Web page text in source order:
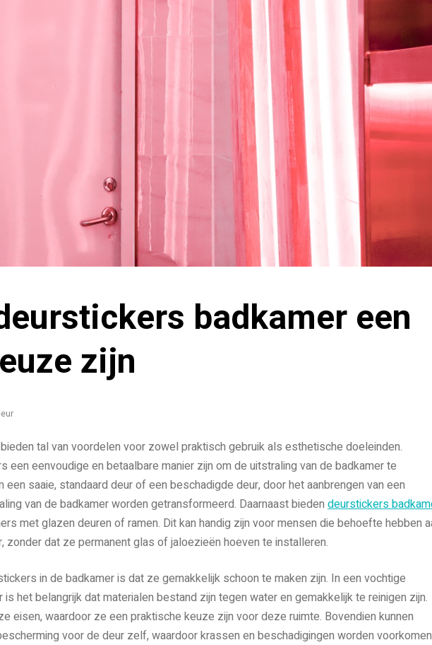
badkamer een
zijn
tal van voordelen voor zowel praktisch gebruik als esthetische doeleinden.
een eenvoudige en betaalbare manier zijn om de uitstraling van de badkamer te
een saaie, standaard deur of een beschadigde deur, door het aanbrengen van een
van de badkamer worden getransformeerd. Daarnaast bieden deurstickers
met glazen deuren of ramen. Dit kan handig zijn voor mensen die behoefte hebben
zonder dat ze permanent glas of jaloezieën hoeven te installeren.
in de badkamer is dat ze gemakkelijk schoon te maken zijn. In een vochtige
het belangrijk dat materialen bestand zijn tegen water en gemakkelijk te reinigen zijn.
eisen, waardoor ze een praktische keuze zijn voor deze ruimte. Bovendien kunnen
voor de deur zelf, waardoor krassen en beschadigingen worden